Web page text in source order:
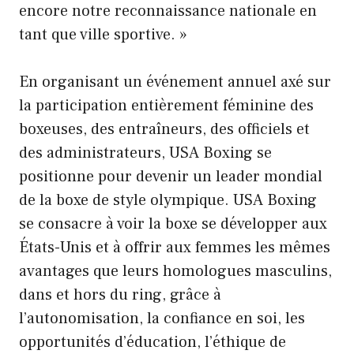
encore notre reconnaissance nationale en
tant que ville sportive. »
En organisant un événement annuel axé sur
la participation entièrement féminine des
boxeuses, des entraîneurs, des officiels et
des administrateurs, USA Boxing se
positionne pour devenir un leader mondial
de la boxe de style olympique. USA Boxing
se consacre à voir la boxe se développer aux
États-Unis et à offrir aux femmes les mêmes
avantages que leurs homologues masculins,
dans et hors du ring, grâce à
l’autonomisation, la confiance en soi, les
opportunités d’éducation, l’éthique de